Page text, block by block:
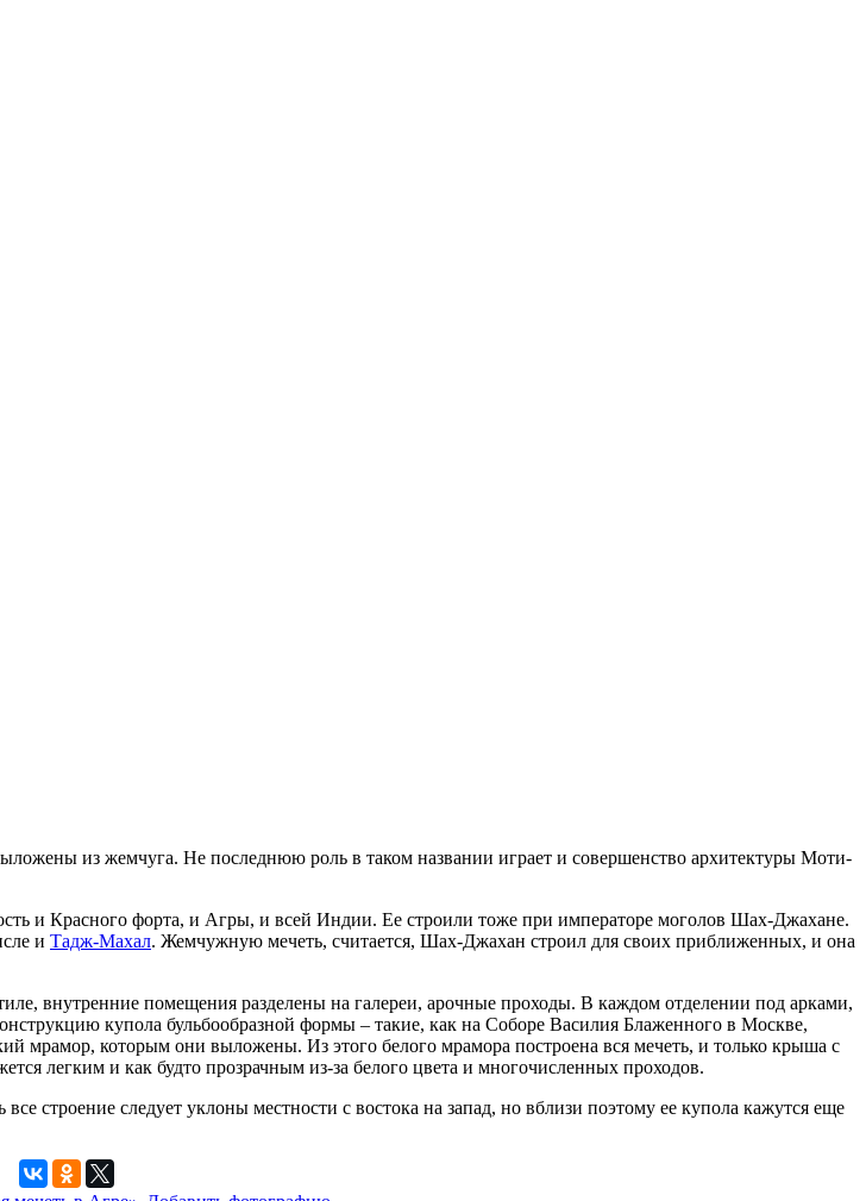
из жемчуга. Не последнюю роль в таком названии играет и совершенство архитектуры Моти-
и Красного форта, и Агры, и всей Индии. Ее строили тоже при императоре моголов Шах-Джахане.
и Тадж-Махал. Жемчужную мечеть, считается, Шах-Джахан строил для своих приближенных, и она
внутренние помещения разделены на галереи, арочные проходы. В каждом отделении под арками,
купола бульбообразной формы – такие, как на Соборе Василия Блаженного в Москве,
мрамор, которым они выложены. Из этого белого мрамора построена вся мечеть, и только крыша с
легким и как будто прозрачным из-за белого цвета и многочисленных проходов.
строение следует уклоны местности с востока на запад, но вблизи поэтому ее купола кажутся еще